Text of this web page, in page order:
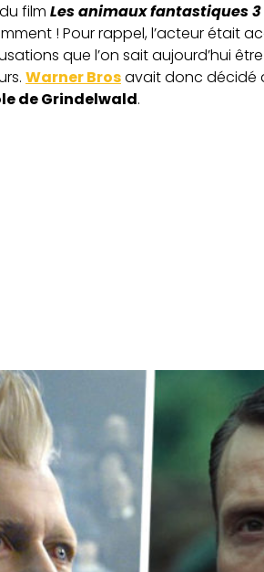
film Les animaux fantastiques 3
! Pour rappel, l’acteur était
que l’on sait aujourd’hui
Warner Brosavait donc décidé
de Grindelwald.